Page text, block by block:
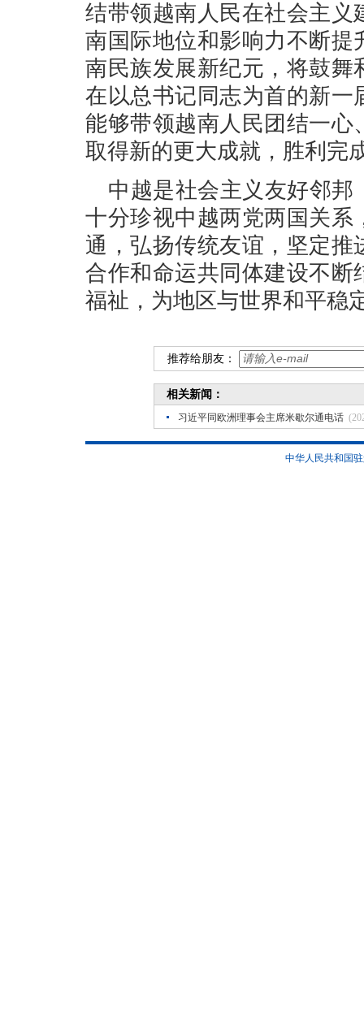
结带领越南人民在社会主
南国际地位和影响力不断
南民族发展新纪元，将鼓
在以总书记同志为首的新
能够带领越南人民团结一
取得新的更大成就，胜利完
中越是社会主义友好邻
十分珍视中越两党两国关
通，弘扬传统友谊，坚定
合作和命运共同体建设不
福祉，为地区与世界和平稳
推荐给朋友：
相关新闻：
习近平同欧洲理事会主席米歇尔通电话
中华人民共和国